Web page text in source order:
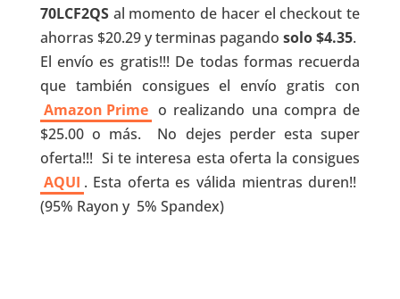
70LCF2QS al momento de hacer el checkout te
ahorras $20.29 y terminas pagando solo $4.35.
El envío es gratis!!! De todas formas recuerda
que también consigues el envío gratis con
Amazon Prime o realizando una compra de
$25.00 o más. No dejes perder esta super
oferta!!! Si te interesa esta oferta la consigues
AQUI . Esta oferta es válida mientras duren!!
(95% Rayon y 5% Spandex)